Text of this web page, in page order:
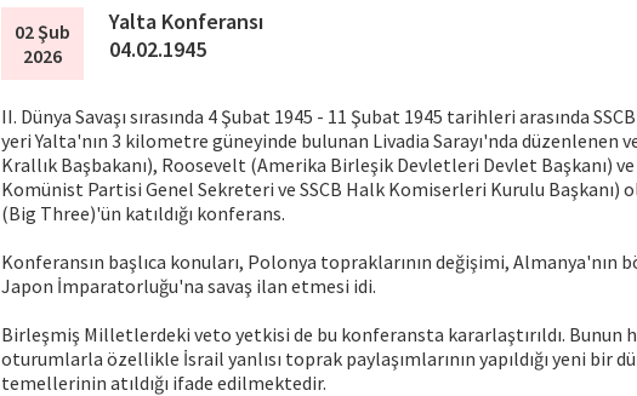
02 Şub
2026
Yalta Konferansı
04.02.1945
II. Dünya Savaşı sırasında 4 Şubat 1945 - 11 Şubat 1945 tarihleri arasında
yeri Yalta'nın 3 kilometre güneyinde bulunan Livadia Sarayı'nda düzenlenen
Krallık Başbakanı), Roosevelt (Amerika Birleşik Devletleri Devlet Başkanı)
Komünist Partisi Genel Sekreteri ve SSCB Halk Komiserleri Kurulu Başkanı)
(Big Three)'ün katıldığı konferans.
Konferansın başlıca konuları, Polonya topraklarının değişimi, Almanya'nın
Japon İmparatorluğu'na savaş ilan etmesi idi.
Birleşmiş Milletlerdeki veto yetkisi de bu konferansta kararlaştırıldı. Bunun
oturumlarla özellikle İsrail yanlısı toprak paylaşımlarının yapıldığı yeni bir
temellerinin atıldığı ifade edilmektedir.